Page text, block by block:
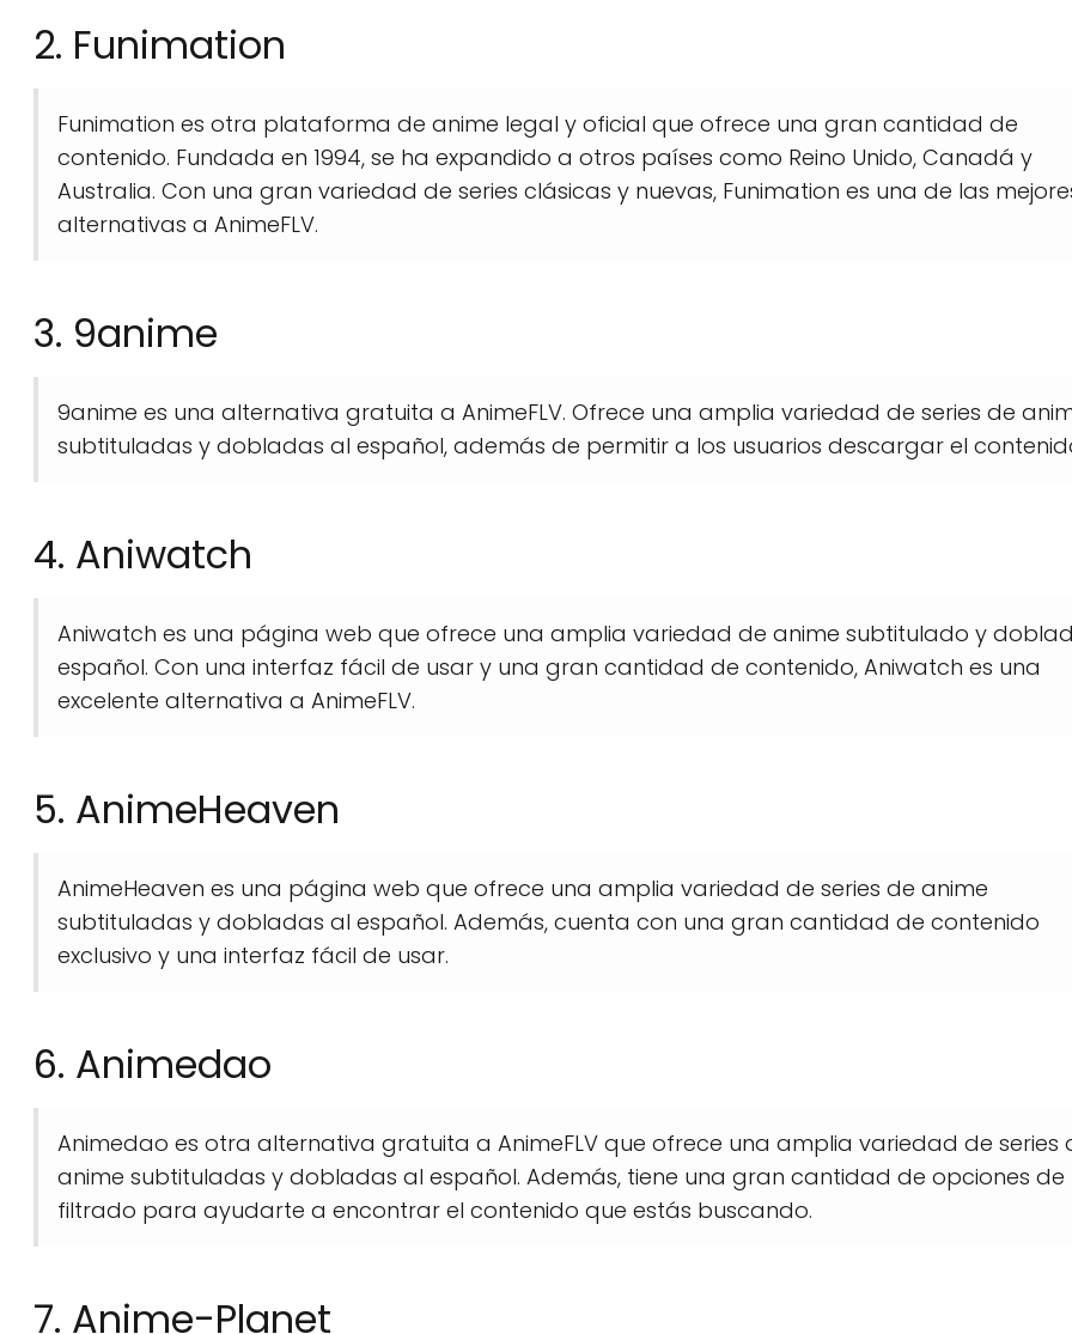
2. Funimation
Funimation es otra plataforma de anime legal y oficial que ofrece una gran cantidad de
contenido. Fundada en 1994, se ha expandido a otros países como Reino Unido, Canadá y
Australia. Con una gran variedad de series clásicas y nuevas, Funimation es una de las
alternativas a AnimeFLV.
3. 9anime
9anime es una alternativa gratuita a AnimeFLV. Ofrece una amplia variedad de series de
subtituladas y dobladas al español, además de permitir a los usuarios descargar el
4. Aniwatch
Aniwatch es una página web que ofrece una amplia variedad de anime subtitulado y
español. Con una interfaz fácil de usar y una gran cantidad de contenido, Aniwatch es una
excelente alternativa a AnimeFLV.
5. AnimeHeaven
AnimeHeaven es una página web que ofrece una amplia variedad de series de anime
subtituladas y dobladas al español. Además, cuenta con una gran cantidad de contenido
exclusivo y una interfaz fácil de usar.
6. Animedao
Animedao es otra alternativa gratuita a AnimeFLV que ofrece una amplia variedad de series
anime subtituladas y dobladas al español. Además, tiene una gran cantidad de opciones de
filtrado para ayudarte a encontrar el contenido que estás buscando.
7. Anime-Planet